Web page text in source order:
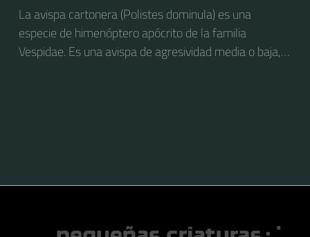
La avispa cartonera (Polistes dominula) es una
especie de himenóptero apócrito de la familia
Vespidae. Es una avispa de agresividad media o baja,
establecida.